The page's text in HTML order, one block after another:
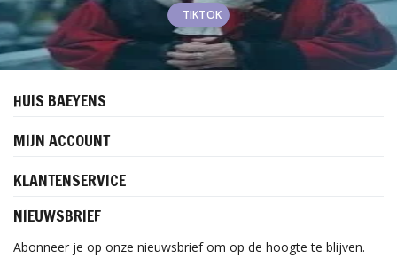
TIKTOK
HUIS BAEYENS
MIJN ACCOUNT
KLANTENSERVICE
NIEUWSBRIEF
Abonneer je op onze nieuwsbrief om op de hoogte te blijven.